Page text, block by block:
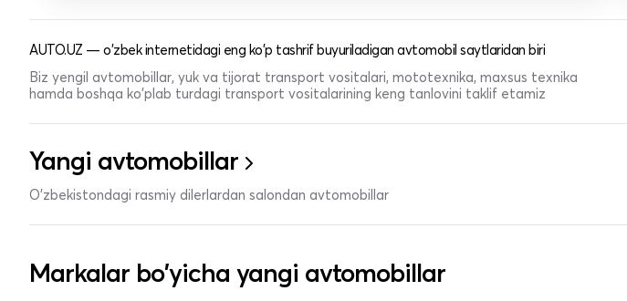
AUTO.UZ — o'zbek internetidagi eng ko'p tashrif buyuriladigan avtomobil saytlaridan biri
Biz yengil avtomobillar, yuk va tijorat transport vositalari, mototexnika, maxsus texnika
hamda boshqa ko'plab turdagi transport vositalarining keng tanlovini taklif etamiz
Yangi avtomobillar
O'zbekistondagi rasmiy dilerlardan salondan avtomobillar
Markalar bo'yicha yangi avtomobillar